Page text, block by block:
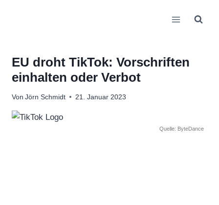
EU droht TikTok: Vorschriften
einhalten oder Verbot
Von Jörn Schmidt 21. Januar 2023
Quelle: ByteDance